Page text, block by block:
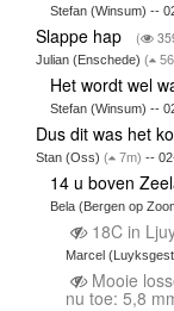
Stefan (Winsum) --
Slappe hap (
Julian (Enschede) (
Het wordt wel
Stefan (Winsum) --
Dus dit was het
Stan (Oss) ( 7m) --
14 u boven
Bela (Bergen op
18C in
Marcel
Mooie
nu toe: 5,8